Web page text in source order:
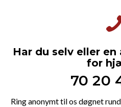
Har du selv eller
for
70 20
Ring anonymt til os døgnet